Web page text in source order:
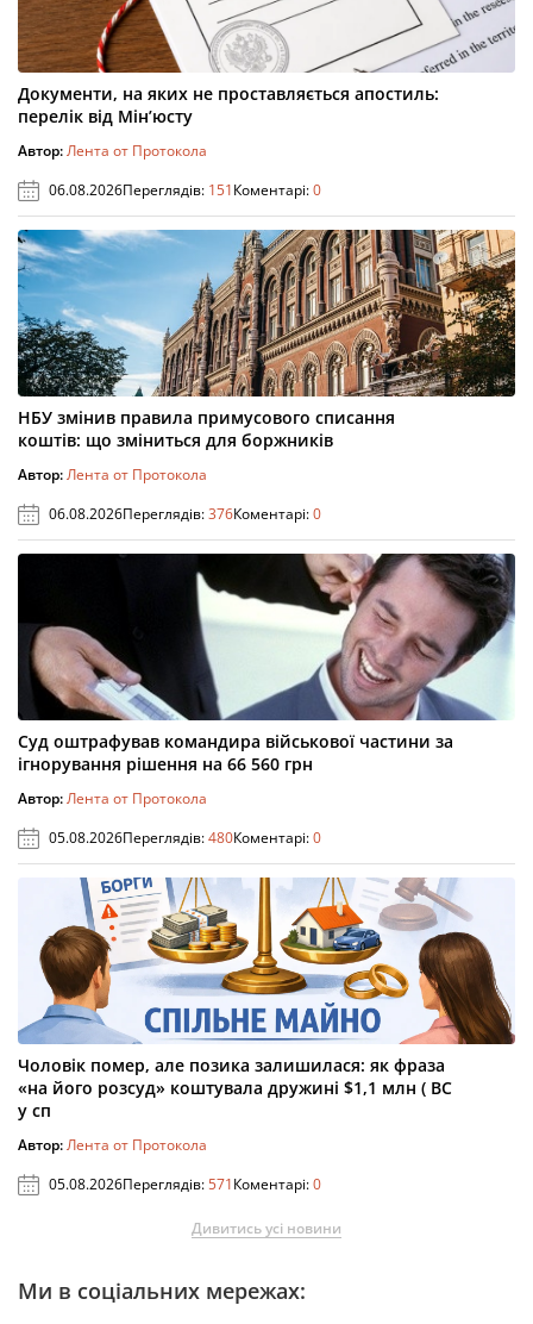
Документи, на яких не проставляється апостиль:
перелік від Мін’юсту
Автор:Лента от Протокола
06.08.2026Переглядів: 151Коментарі:0
НБУ змінив правила примусового списання
коштів: що зміниться для боржників
Автор:Лента от Протокола
06.08.2026Переглядів:376Коментарі:0
Суд оштрафував командира військової частини за
ігнорування рішення на 66 560 грн
Автор:Лента от Протокола
05.08.2026Переглядів:480Коментарі:0
Чоловік помер, але позика залишилася: як фраза
«на його розсуд» коштувала дружині $1,1 млн ( ВС
у сп
Автор:Лента от Протокола
05.08.2026Переглядів:571Коментарі:0
Дивитись усі новини
Ми в соціальних мережах: